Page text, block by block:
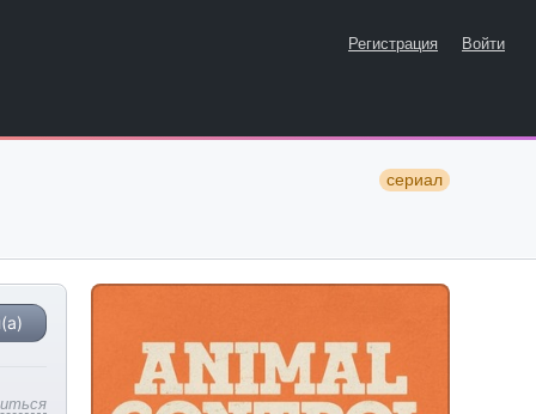
Регистрация Войти
сериал